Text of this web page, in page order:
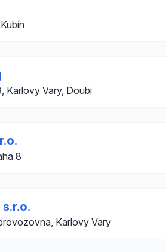
Karlovy Vary, Doubi
8
Karlovy Vary